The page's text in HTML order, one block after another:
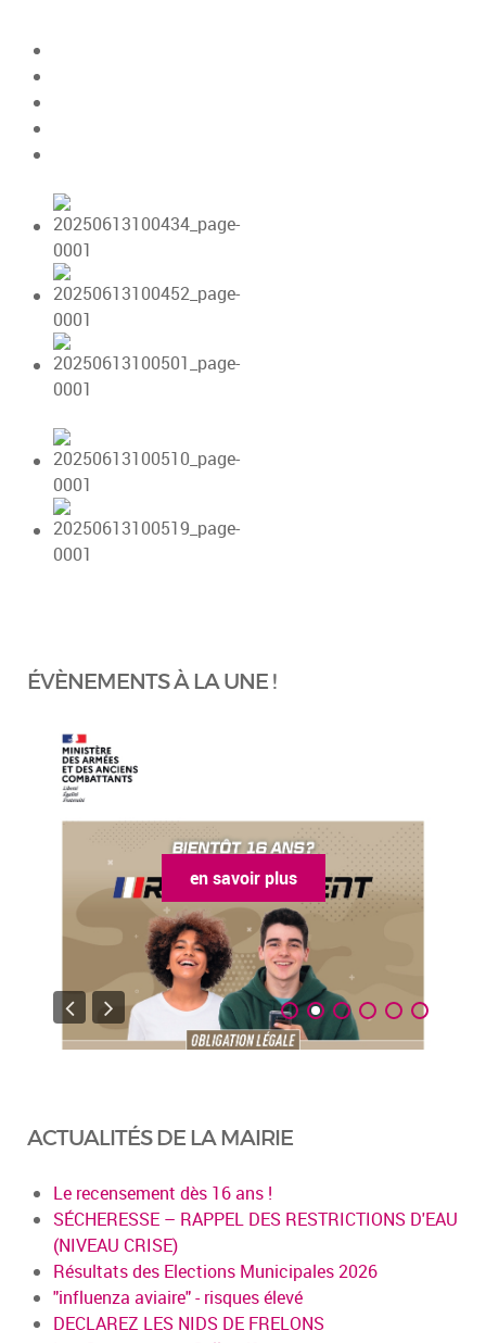
ÉVÈNEMENTS À LA UNE !
en savoir plus
ACTUALITÉS DE LA MAIRIE
Le recensement dès 16 ans !
SÉCHERESSE – RAPPEL DES RESTRICTIONS D'EAU
(NIVEAU CRISE)
Résultats des Elections Municipales 2026
"influenza aviaire" - risques élevé
DECLAREZ LES NIDS DE FRELONS